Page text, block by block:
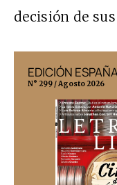
decisión de
EDICIÓN
N° 299 / Agosto 2026